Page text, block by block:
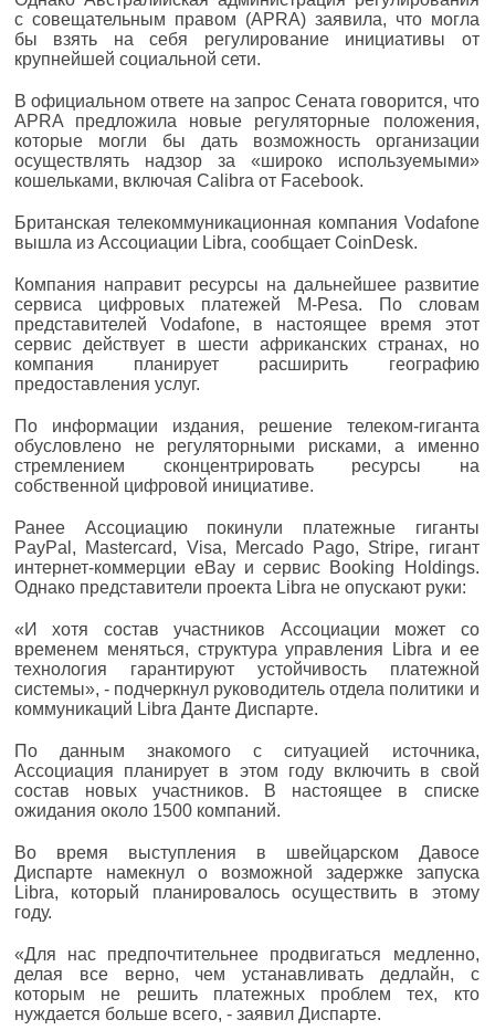
с совещательным правом (APRA) заявила, что могла
бы взять на себя регулирование инициативы от
крупнейшей социальной сети.
В официальном ответе на запрос Сената говорится, что
APRA предложила новые регуляторные положения,
которые могли бы дать возможность организации
осуществлять надзор за «широко используемыми»
кошельками, включая Calibra от Facebook.
Британская телекоммуникационная компания Vodafone
вышла из Ассоциации Libra, сообщает CoinDesk.
Компания направит ресурсы на дальнейшее развитие
сервиса цифровых платежей M-Pesa. По словам
представителей Vodafone, в настоящее время этот
сервис действует в шести африканских странах, но
компания планирует расширить географию
предоставления услуг.
По информации издания, решение телеком-гиганта
обусловлено не регуляторными рисками, а именно
стремлением сконцентрировать ресурсы на
собственной цифровой инициативе.
Ранее Ассоциацию покинули платежные гиганты
PayPal, Mastercard, Visa, Mercado Pago, Stripe, гигант
интернет-коммерции eBay и сервис Booking Holdings.
Однако представители проекта Libra не опускают руки:
«И хотя состав участников Ассоциации может со
временем меняться, структура управления Libra и ее
технология гарантируют устойчивость платежной
системы», - подчеркнул руководитель отдела политики и
коммуникаций Libra Данте Диспарте.
По данным знакомого с ситуацией источника,
Ассоциация планирует в этом году включить в свой
состав новых участников. В настоящее в списке
ожидания около 1500 компаний.
Во время выступления в швейцарском Давосе
Диспарте намекнул о возможной задержке запуска
Libra, который планировалось осуществить в этому
году.
«Для нас предпочтительнее продвигаться медленно,
делая все верно, чем устанавливать дедлайн, с
которым не решить платежных проблем тех, кто
нуждается больше всего, - заявил Диспарте.